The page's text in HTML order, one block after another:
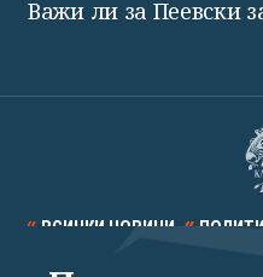
Важи ли за Пеевски
ВСИЧКИ НОВИНИ